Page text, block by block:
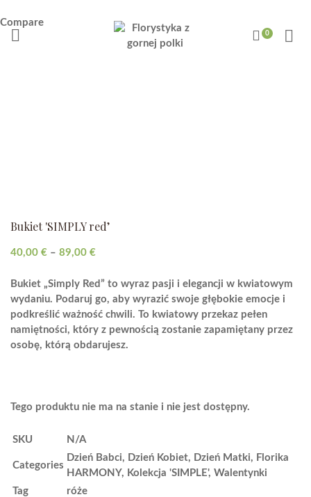
Bukiet 'SIMPLY red’
40,00 € – 89,00 €Zakres
od
40,00 €
do
89,00 €
Bukiet „Simply Red” to wyraz pasji i elegancji w kwiatowym
wydaniu. Podaruj go, aby wyrazić swoje głębokie emocje i
podkreślić ważność chwili. To kwiatowy przekaz pełen
namiętności, który z pewnością zostanie zapamiętany przez
osobę, którą obdarujesz.
Tego produktu nie ma na stanie i nie jest dostępny.
SKU N/A
Categories
Dzień Babci, Dzień Kobiet, Dzień Matki, Florika
HARMONY, Kolekcja 'SIMPLE', Walentynki
Tag
róże
Compare